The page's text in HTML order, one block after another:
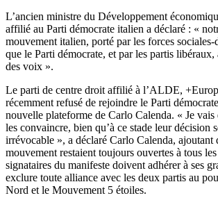
L’ancien ministre du Développement
affilié au Parti démocrate italien a déclaré : «
mouvement italien, porté par les forces sociales-
que le Parti démocrate, et par les partis
des voix ».
Le parti de centre droit affilié à l’ALDE,
récemment refusé de rejoindre le Parti
nouvelle plateforme de Carlo Calenda. « Je vais
les convaincre, bien qu’à ce stade leur décision
irrévocable », a déclaré Carlo Calenda, ajoutant
mouvement restaient toujours ouvertes à tous
signataires du manifeste doivent adhérer à ses
exclure toute alliance avec les deux partis au
Nord et le Mouvement 5 étoiles.